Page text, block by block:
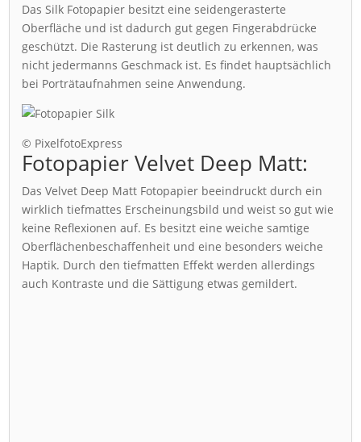
Das Silk Fotopapier besitzt eine seidengerasterte
Oberfläche und ist dadurch gut gegen Fingerabdrücke
geschützt. Die Rasterung ist deutlich zu erkennen, was
nicht jedermanns Geschmack ist. Es findet hauptsächlich
bei Porträtaufnahmen seine Anwendung.
© PixelfotoExpress
Fotopapier Velvet Deep Matt:
Das Velvet Deep Matt Fotopapier beeindruckt durch ein
wirklich tiefmattes Erscheinungsbild und weist so gut wie
keine Reflexionen auf. Es besitzt eine weiche samtige
Oberflächenbeschaffenheit und eine besonders weiche
Haptik. Durch den tiefmatten Effekt werden allerdings
auch Kontraste und die Sättigung etwas gemildert.